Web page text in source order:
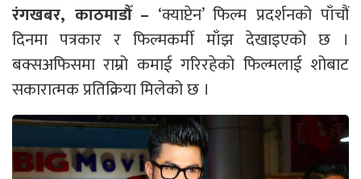
रंगखबर, काठमाडौँ – ‘क्याप्टेन’ फिल्म प्रदर्शनको पाँचौं
दिनमा पत्रकार र फिल्मकर्मी माँझ देखाइएको छ ।
बक्सअफिसमा राम्रो कमाई गरिरहेको फिल्मलाई शोबाट
सकारात्मक प्रतिक्रिया मिलेको छ ।